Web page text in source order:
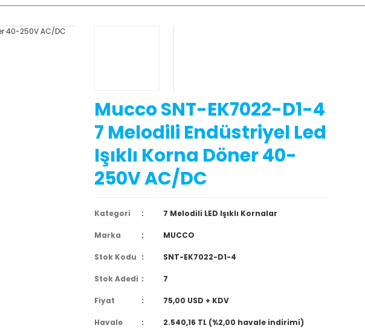
Mucco SNT-EK7022-D1-4
7 Melodili Endüstriyel Led
Işıklı Korna Döner 40-
250V AC/DC
Kategori 7 Melodili LED Işıklı Kornalar
Marka MUCCO
Stok Kodu SNT-EK7022-D1-4
Stok Adedi 7
Fiyat 75,00 USD + KDV
Havale 2.540,16 TL (%2,00 havale indirimi)